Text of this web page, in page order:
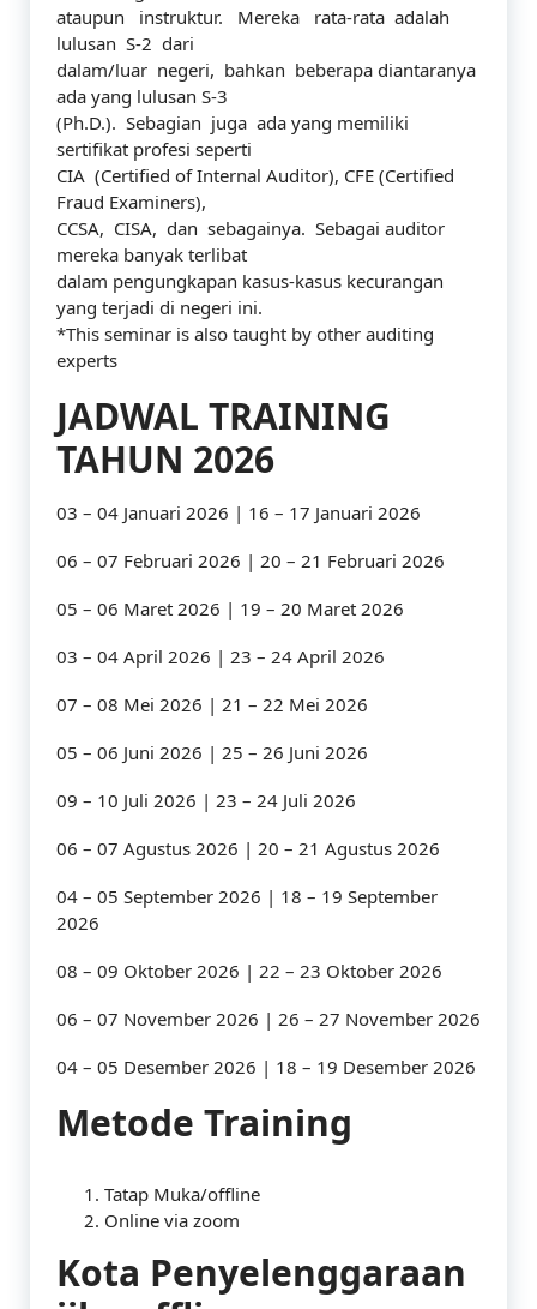
ataupun instruktur. Mereka rata-rata adalah
lulusan S-2 dari
dalam/luar negeri, bahkan beberapa diantaranya
ada yang lulusan S-3
(Ph.D.). Sebagian juga ada yang memiliki
sertifikat profesi seperti
CIA (Certified of Internal Auditor), CFE (Certified
Fraud Examiners),
CCSA, CISA, dan sebagainya. Sebagai auditor
mereka banyak terlibat
dalam pengungkapan kasus-kasus kecurangan
yang terjadi di negeri ini.
*This seminar is also taught by other auditing
experts
JADWAL TRAINING
TAHUN 2026
03 – 04 Januari 2026 | 16 – 17 Januari 2026
06 – 07 Februari 2026 | 20 – 21 Februari 2026
05 – 06 Maret 2026 | 19 – 20 Maret 2026
03 – 04 April 2026 | 23 – 24 April 2026
07 – 08 Mei 2026 | 21 – 22 Mei 2026
05 – 06 Juni 2026 | 25 – 26 Juni 2026
09 – 10 Juli 2026 | 23 – 24 Juli 2026
06 – 07 Agustus 2026 | 20 – 21 Agustus 2026
04 – 05 September 2026 | 18 – 19 September
2026
08 – 09 Oktober 2026 | 22 – 23 Oktober 2026
06 – 07 November 2026 | 26 – 27 November 2026
04 – 05 Desember 2026 | 18 – 19 Desember 2026
Metode Training
Tatap Muka/offline
Online via zoom
Kota Penyelenggaraan